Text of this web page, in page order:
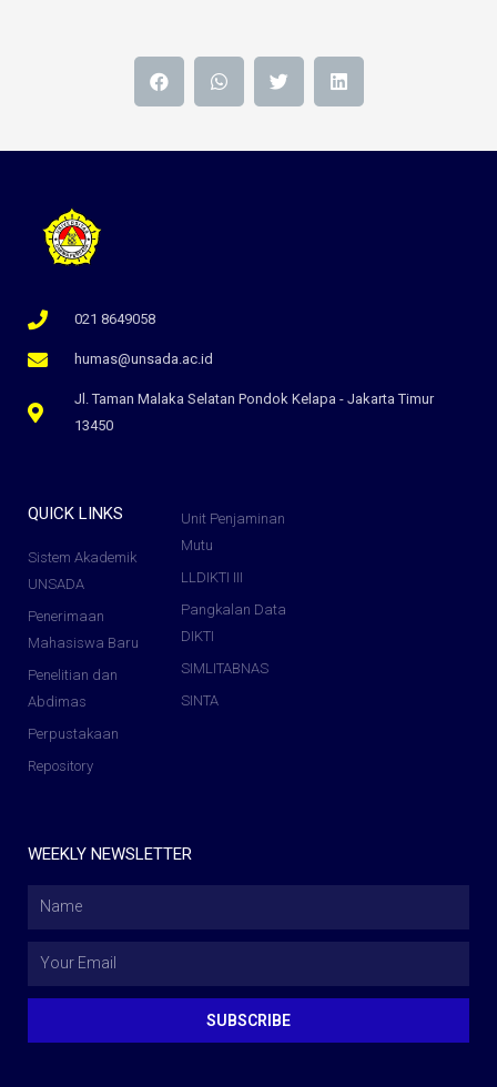
021 8649058
humas@unsada.ac.id
Jl. Taman Malaka Selatan Pondok Kelapa - Jakarta Timur
13450
QUICK LINKS
Sistem Akademik
UNSADA
Penerimaan
Mahasiswa Baru
Penelitian dan
Abdimas
Perpustakaan
Repository
Unit Penjaminan
Mutu
LLDIKTI III
Pangkalan Data
DIKTI
SIMLITABNAS
SINTA
WEEKLY NEWSLETTER
SUBSCRIBE